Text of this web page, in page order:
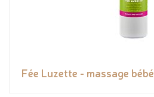
Fée Luzette - massage bébé